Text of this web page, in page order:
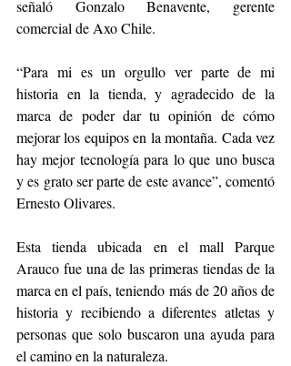
señaló Gonzalo Benavente, gerente
comercial de Axo Chile.
“Para mi es un orgullo ver parte de mi
historia en la tienda, y agradecido de la
marca de poder dar tu opinión de cómo
mejorar los equipos en la montaña. Cada vez
hay mejor tecnología para lo que uno busca
y es grato ser parte de este avance”, comentó
Ernesto Olivares.
Esta tienda ubicada en el mall Parque
Arauco fue una de las primeras tiendas de la
marca en el país, teniendo más de 20 años de
historia y recibiendo a diferentes atletas y
personas que solo buscaron una ayuda para
el camino en la naturaleza.